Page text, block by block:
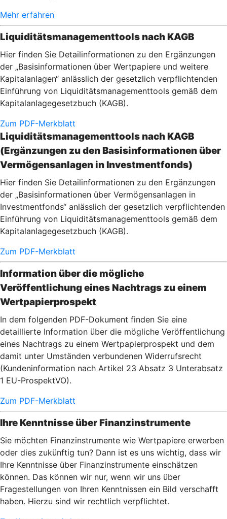
Mehr erfahren
Liquiditätsmanagementtools nach KAGB
Hier finden Sie Detailinformationen zu den Ergänzungen
der „Basisinformationen über Wertpapiere und weitere
Kapitalanlagen“ anlässlich der gesetzlich verpflichtenden
Einführung von Liquiditätsmanagementtools gemäß dem
Kapitalanlagegesetzbuch (KAGB).
Zum PDF-Merkblatt
Liquiditätsmanagementtools nach KAGB
(Ergänzungen zu den Basisinformationen über
Vermögensanlagen in Investmentfonds)
Hier finden Sie Detailinformationen zu den Ergänzungen
der „Basisinformationen über Vermögensanlagen in
Investmentfonds“ anlässlich der gesetzlich verpflichtenden
Einführung von Liquiditätsmanagementtools gemäß dem
Kapitalanlagegesetzbuch (KAGB).
Zum PDF-Merkblatt
Information über die mögliche
Veröffentlichung eines Nachtrags zu einem
Wertpapierprospekt
In dem folgenden PDF-Dokument finden Sie eine
detaillierte Information über die mögliche Veröffentlichung
eines Nachtrags zu einem Wertpapierprospekt und dem
damit unter Umständen verbundenen Widerrufsrecht
(Kundeninformation nach Artikel 23 Absatz 3 Unterabsatz
1 EU-ProspektVO).
Zum PDF-Merkblatt
Ihre Kenntnisse über Finanzinstrumente
Sie möchten Finanzinstrumente wie Wertpapiere erwerben
oder dies zukünftig tun? Dann ist es uns wichtig, dass wir
Ihre Kenntnisse über Finanzinstrumente einschätzen
können. Das können wir nur, wenn wir uns über
Fragestellungen von Ihren Kenntnissen ein Bild verschafft
haben. Hierzu sind wir rechtlich verpflichtet.